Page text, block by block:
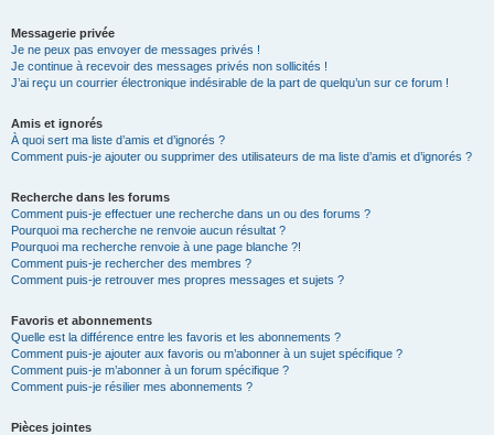
Messagerie privée
Je ne peux pas envoyer de messages privés !
Je continue à recevoir des messages privés non sollicités !
J’ai reçu un courrier électronique indésirable de la part de quelqu’un sur ce forum !
Amis et ignorés
À quoi sert ma liste d’amis et d’ignorés ?
Comment puis-je ajouter ou supprimer des utilisateurs de ma liste d’amis et d’ignorés ?
Recherche dans les forums
Comment puis-je effectuer une recherche dans un ou des forums ?
Pourquoi ma recherche ne renvoie aucun résultat ?
Pourquoi ma recherche renvoie à une page blanche ?!
Comment puis-je rechercher des membres ?
Comment puis-je retrouver mes propres messages et sujets ?
Favoris et abonnements
Quelle est la différence entre les favoris et les abonnements ?
Comment puis-je ajouter aux favoris ou m’abonner à un sujet spécifique ?
Comment puis-je m’abonner à un forum spécifique ?
Comment puis-je résilier mes abonnements ?
Pièces jointes